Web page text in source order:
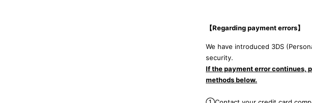
【Regarding payment errors】
We have introduced 3DS
security.
If the payment error continues,
methods below.